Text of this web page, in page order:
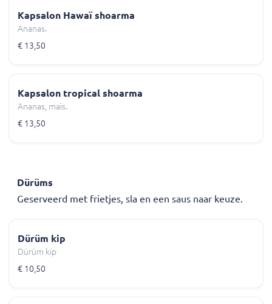
Kapsalon Hawaï shoarma
Ananas.
€ 13,50
Kapsalon tropical shoarma
Ananas, maïs.
€ 13,50
Dürüms
Geserveerd met frietjes, sla en een saus naar keuze.
Dürüm kip
Dürüm kip
€ 10,50